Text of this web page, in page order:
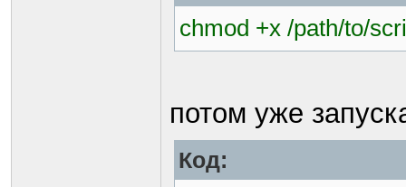
chmod +x /path/to/
потом уже
Код: